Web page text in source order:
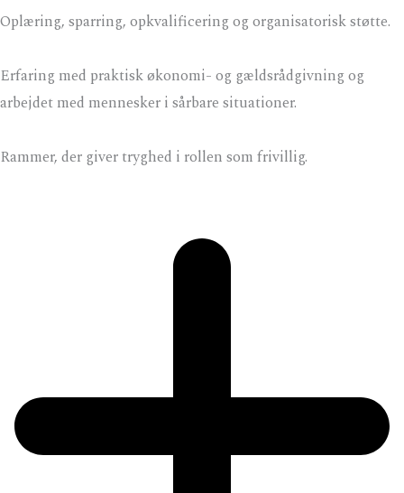
Oplæring, sparring, opkvalificering og organisatorisk støtte.
Erfaring med praktisk økonomi- og gældsrådgivning og
arbejdet med mennesker i sårbare situationer.
Rammer, der giver tryghed i rollen som frivillig.